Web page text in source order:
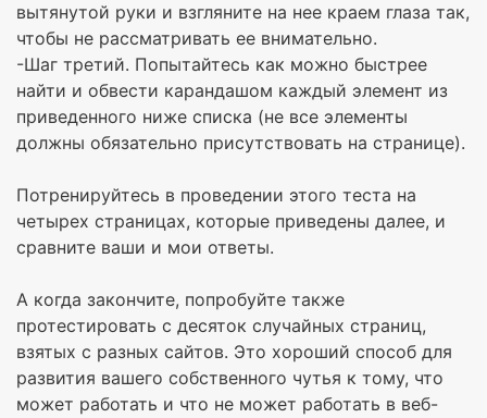
вытянутой руки и взгляните на нее краем глаза так,
чтобы не рассматривать ее внимательно.
-Шаг третий. Попытайтесь как можно быстрее
найти и обвести карандашом каждый элемент из
приведенного ниже списка (не все элементы
должны обязательно присутствовать на странице).
Потренируйтесь в проведении этого теста на
четырех страницах, которые приведены далее, и
сравните ваши и мои ответы.
А когда закончите, попробуйте также
протестировать с десяток случайных страниц,
взятых с разных сайтов. Это хороший способ для
развития вашего собственного чутья к тому, что
может работать и что не может работать в веб-